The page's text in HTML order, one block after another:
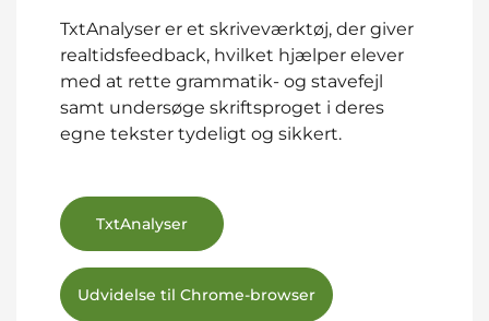
TxtAnalyser er et skriveværktøj, der giver
realtidsfeedback, hvilket hjælper elever
med at rette grammatik- og stavefejl
samt undersøge skriftsproget i deres
egne tekster tydeligt og sikkert.
TxtAnalyser
Udvidelse til Chrome-browser